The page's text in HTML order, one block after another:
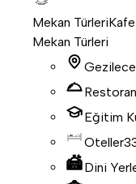
Mekan Türleri
Mekan Türleri
Restoran
Eğitim
Oteller
Dini